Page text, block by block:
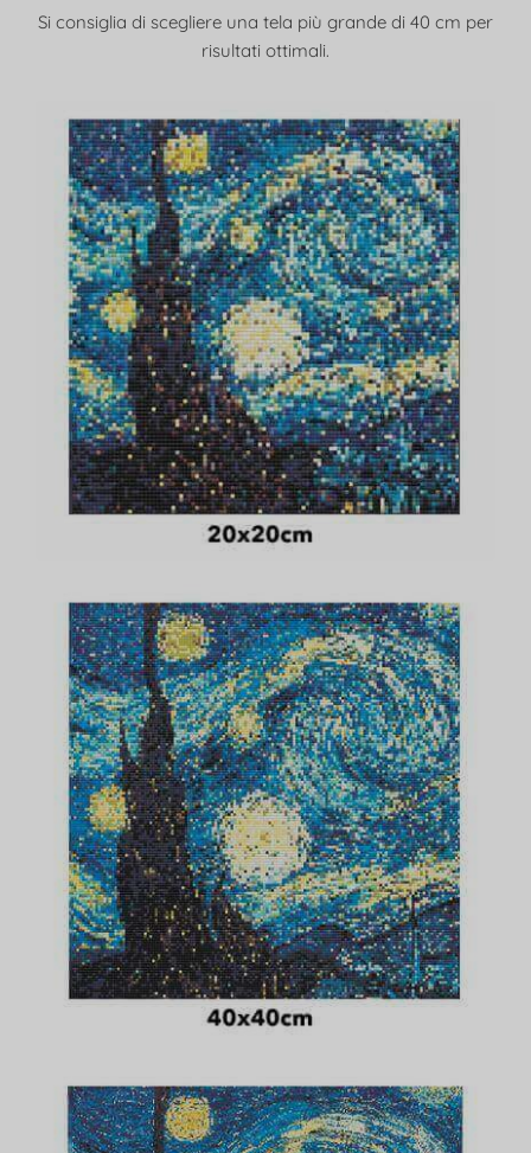
Si consiglia di scegliere una tela più grande di 40 cm per
risultati ottimali.